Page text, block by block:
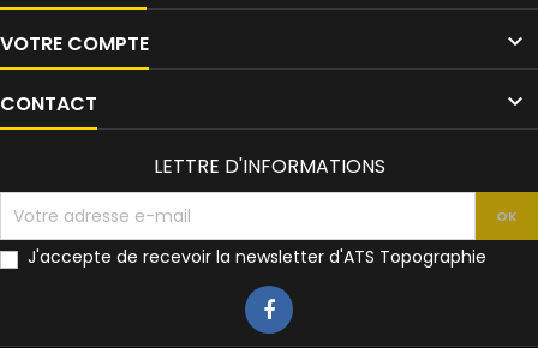
VOTRE COMPTE 
CONTACT 
LETTRE D'INFORMATIONS
J'accepte de recevoir la newsletter d'ATS Topographie